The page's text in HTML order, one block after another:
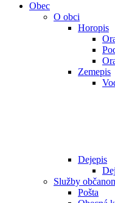
Obec
O obci
Horopis
Zemepis
Dejepis
Služby
Pošta